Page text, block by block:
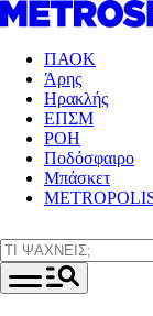
ΠΑΟΚ
Άρης
Ηρακλής
ΕΠΣΜ
ΡΟΗ
Ποδόσφαιρο
Μπάσκετ